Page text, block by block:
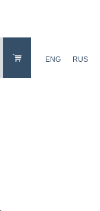
ENG RUS